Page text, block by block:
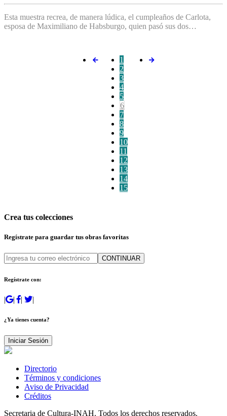
Esta muestra recrea, de manera lúdica, el cumpleaños de Carlota,
esposa de Maximiliano de Habsburgo, quien pasó sus dos…
1
2
3
4
5
6
7
8
9
10
11
12
13
14
15
Crea tus colecciones
Regístrate para guardar tus obras favoritas
CONTINUAR
Regístrate con:
| | | |
¿Ya tienes cuenta?
Iniciar Sesión
Directorio
Términos y condiciones
Aviso de Privacidad
Créditos
Secretaria de Cultura-INAH. Todos los derechos reservados.